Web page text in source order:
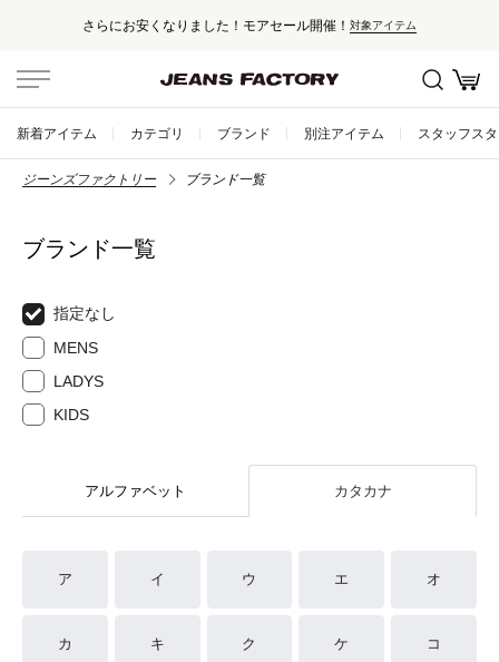
さらにお安くなりました！モアセール開催！ 対象アイテム
新着アイテム カテゴリ ブランド 別注アイテム スタッフス
ジーンズファクトリー ブランド一覧
ブランド一覧
指定なし
MENS
LADYS
KIDS
アルファベット カタカナ
ア イ ウ エ オ
カ キ ク ケ コ